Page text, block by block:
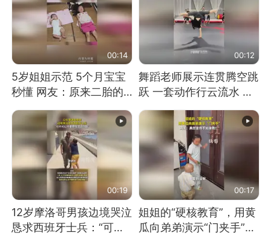
00:14
5岁姐姐示范 5个月宝宝
秒懂 网友：原来二胎的
00:12
舞蹈老师展示连贯腾空跳
跃 一套动作行云流水 节
到又舞又武的？
00:19
12岁摩洛哥男孩边境哭泣
恳求西班牙士兵：“可不
00:17
姐姐的“硬核教育”，用黄
瓜向弟弟演示“门夹手”，